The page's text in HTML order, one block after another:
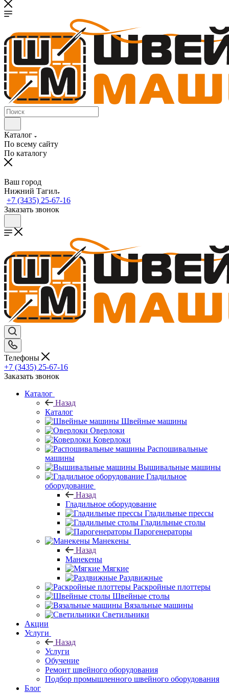
Каталог
По всему сайту
По каталогу
Ваш город
Нижний Тагил
+7 (3435) 25-67-16
Заказать звонок
Телефоны
+7 (3435) 25-67-16
Заказать звонок
Каталог
Назад
Каталог
Швейные машины
Оверлоки
Коверлоки
Распошивальные
машины
Вышивальные машины
Гладильное
оборудование
Назад
Гладильное оборудование
Гладильные прессы
Гладильные столы
Парогенераторы
Манекены
Назад
Манекены
Мягкие
Раздвижные
Раскройные плоттеры
Швейные столы
Вязальные машины
Светильники
Акции
Услуги
Назад
Услуги
Обучение
Ремонт швейного оборудования
Подбор промышленного швейного оборудования
Блог